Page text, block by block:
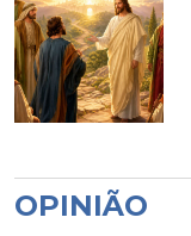
OPINIÃO